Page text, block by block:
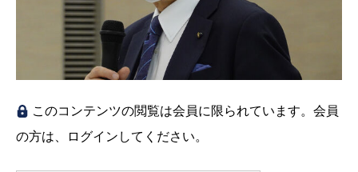
このコンテンツの閲覧は会員に限られています。会員
の方は、ログインしてください。